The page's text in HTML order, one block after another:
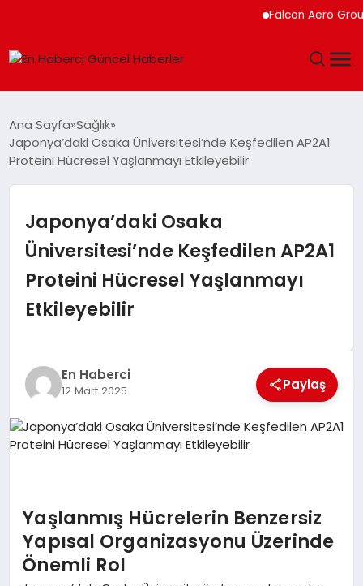
Falcon Aero
SPOR
TEKNOLOJI
MAGAZIN
EKONOMI
SIYASET
Ana Sayfa Sağlık
Japonya’daki Osaka Üniversitesi’nde Keşfedilen AP2A1
Proteini Hücresel Yaşlanmayı Etkileyebilir
Japonya’daki Osaka
Üniversitesi’nde Keşfedilen AP2A1
Proteini Hücresel Yaşlanmayı
Etkileyebilir
En Haberci
12 Mart 2025 Paylaş
Yaşlanmış Hücrelerin Benzersiz
Yapısal Organizasyonu Üzerinde
Önemli Rol